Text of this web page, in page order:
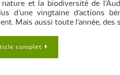
nature et la biodiversité de
d’une vingtaine d’actions
Mais aussi toute l’année, des
complet